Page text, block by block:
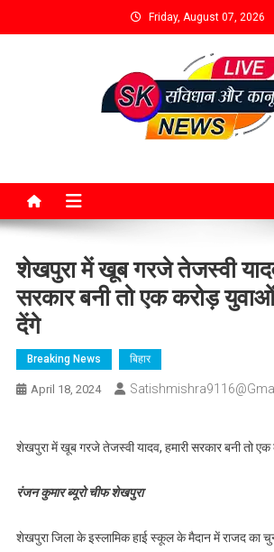
Friday, August 07, 2026
शेखपुरा में खूब गरजे तेजस्वी
सरकार बनी तो एक करोड़
देंगे
Breaking News बिहार
April 18, 2024
शेखपुरा में खूब गरजे तेजस्वी यादव, हमारी सरकार बनी तो
रंजन कुमार ब्यूरो चीफ शेखपुरा
शेखपुरा जिला के इस्लामिक हाई स्कूल के मैदान में राजद का